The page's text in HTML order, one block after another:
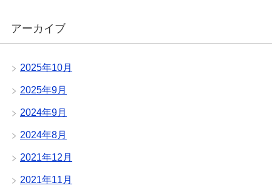
アーカイブ
2025年10月
2025年9月
2024年9月
2024年8月
2021年12月
2021年11月